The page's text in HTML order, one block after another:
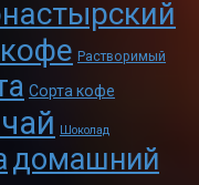
Растворимый
Сорта кофе
Шоколад
домашний